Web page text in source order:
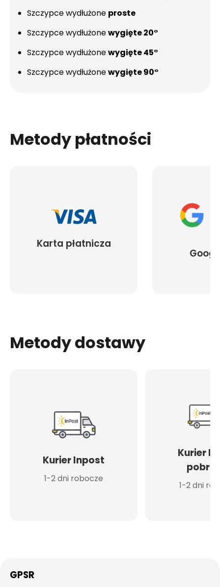
Szczypce wydłużone proste
Szczypce wydłużonewygięte 20°
Szczypce wydłużonewygięte 45°
Szczypce wydłużonewygięte 90°
Metody płatności
Karta płatnicza
Metody dostawy
Kurier Inpost
1-2 dni robocze
Kurier
1-2 dni
GPSR